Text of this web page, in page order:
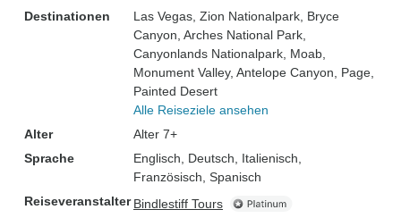
Destinationen
Las Vegas , Zion Nationalpark , Bryce
Canyon , Arches National Park
Canyonlands Nationalpark , Moab
Monument Valley, Antelope Canyon , Page
Painted Desert
Alle Reiseziele ansehen
Alter
Alter 7+
Sprache
Englisch, Deutsch, Italienisch,
Französisch, Spanisch
Reiseveranstalter Bindlestiff Tours